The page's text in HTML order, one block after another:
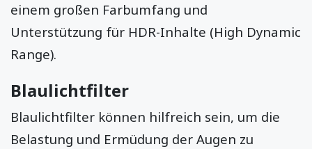
einem großen Farbumfang und
Unterstützung für HDR-Inhalte (High Dynamic
Range).
Blaulichtfilter
Blaulichtfilter können hilfreich sein, um die
Belastung und Ermüdung der Augen zu